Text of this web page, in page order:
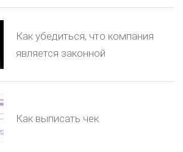
Как убедиться, что компания
является законной
Как выписать чек